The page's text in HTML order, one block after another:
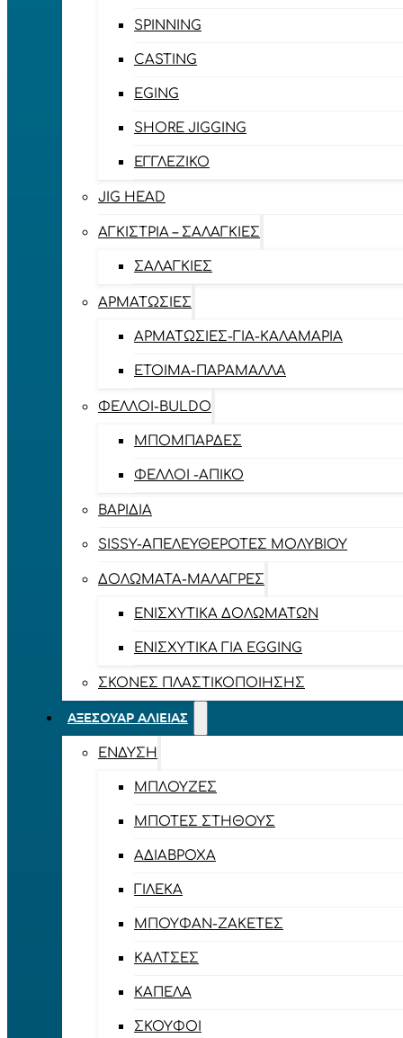
SPINNING
CASTING
EGING
SHORE JIGGING
ΕΓΓΛΈΖΙΚΟ
JIG HEAD
ΑΓΚΊΣΤΡΙΑ – ΣΑΛΑΓΚΙΈΣ
ΣΑΛΑΓΚΙΈΣ
ΑΡΜΑΤΩΣΙΈΣ
ΑΡΜΑΤΩΣΙΈΣ-ΓΙΑ-ΚΑΛΑΜΆΡΙΑ
ΈΤΟΙΜΑ-ΠΑΡΆΜΑΛΛΑ
ΦΕΛΛΟΊ-BULDO
ΜΠΟΜΠΆΡΔΕΣ
ΦΕΛΛΟΊ -ΑΠΊΚΟ
ΒΑΡΊΔΙΑ
SISSY-ΑΠΕΛΕΥΘΕΡΟΤΈΣ ΜΟΛΥΒΙΟΎ
ΔΟΛΏΜΑΤΑ-ΜΑΛΆΓΡΕΣ
ΕΝΙΣΧΥΤΙΚΆ ΔΟΛΩΜΆΤΩΝ
ΕΝΙΣΧΥΤΙΚΆ ΓΙΑ EGGING
ΣΚΌΝΕΣ ΠΛΑΣΤΙΚΟΠΟΊΗΣΗΣ
ΑΞΕΣΟΥΆΡ ΑΛΙΕΊΑΣ
ΈΝΔΥΣΗ
ΜΠΛΟΎΖΕΣ
ΜΠΌΤΕΣ ΣΤΉΘΟΥΣ
ΑΔΙΆΒΡΟΧΑ
ΓΙΛΈΚΑ
ΜΠΟΥΦΆΝ-ΖΑΚΈΤΕΣ
ΚΆΛΤΣΕΣ
ΚΑΠΈΛΑ
ΣΚΟΎΦΟΙ